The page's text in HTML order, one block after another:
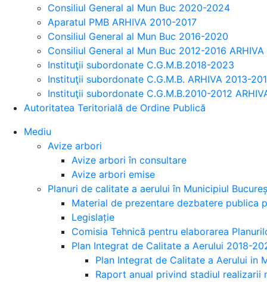
Consiliul General al Mun Buc 2020-2024
Aparatul PMB ARHIVA 2010-2017
Consiliul General al Mun Buc 2016-2020
Consiliul General al Mun Buc 2012-2016 ARHIVA
Instituţii subordonate C.G.M.B.2018-2023
Instituţii subordonate C.G.M.B. ARHIVA 2013-
Instituţii subordonate C.G.M.B.2010-2012
Autoritatea Teritorială de Ordine Publică
Mediu
Avize arbori
Avize arbori în consultare
Avize arbori emise
Planuri de calitate a aerului în Municipiul
Material de prezentare dezbatere publica
Legislație
Comisia Tehnică pentru elaborarea
Plan Integrat de Calitate a Aerului 2018-
Plan Integrat de Calitate a Aerului in
Raport anual privind stadiul realizarii